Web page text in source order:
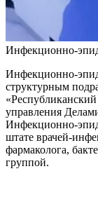
Инфекционно-
Инфекционно-
структурным
управления
Инфекционно-
штате врачей-
фармаколога,
группой.